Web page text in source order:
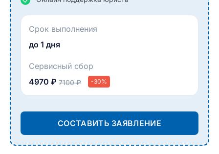
Срок выполнения
до 1 дня
Сервисный сбор
4970 ₽ 7100 ₽ -30%
СОСТАВИТЬ ЗАЯВЛЕНИЕ